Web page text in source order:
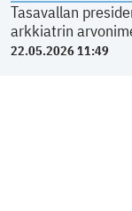
Tasavallan
arkkiatrin
22.05.2026 11:49